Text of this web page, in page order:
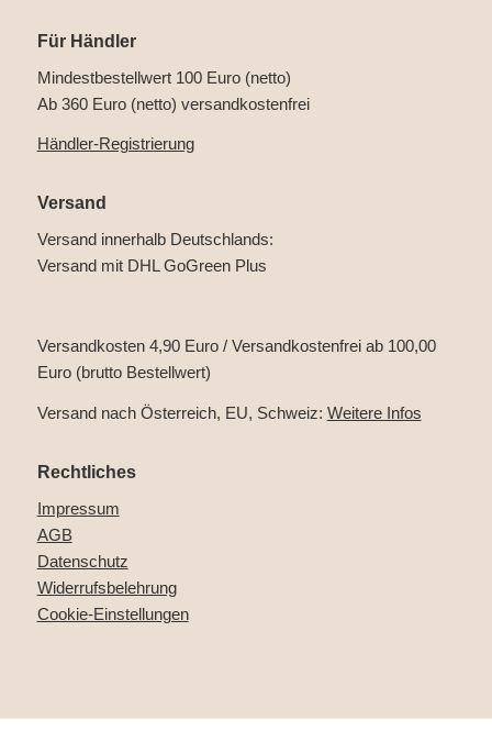
Für Händler
Mindestbestellwert 100 Euro (netto)
Ab 360 Euro (netto) versandkostenfrei
Händler-Registrierung
Versand
Versand innerhalb Deutschlands:
Versand mit DHL GoGreen Plus
Versandkosten 4,90 Euro / Versandkostenfrei ab 100,00
Euro (brutto Bestellwert)
Versand nach Österreich, EU, Schweiz: Weitere Infos
Rechtliches
Impressum
AGB
Datenschutz
Widerrufsbelehrung
Cookie-Einstellungen